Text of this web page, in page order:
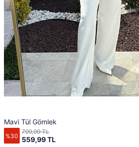
Mavi Tül Gömlek
%30 559,99 TL
799,99 TL